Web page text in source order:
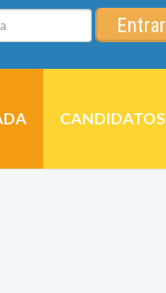
Entrar
CANDIDATOS